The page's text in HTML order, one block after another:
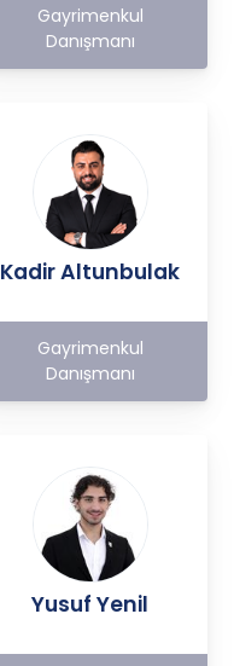
Gayrimenkul
Danışmanı
Kadir Altunbulak
Gayrimenkul
Danışmanı
Yusuf Yenil